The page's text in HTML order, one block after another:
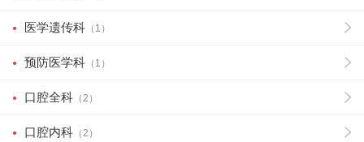
医学遗传科 （1）
预防医学科 （1）
口腔全科 （2）
口腔内科 （2）